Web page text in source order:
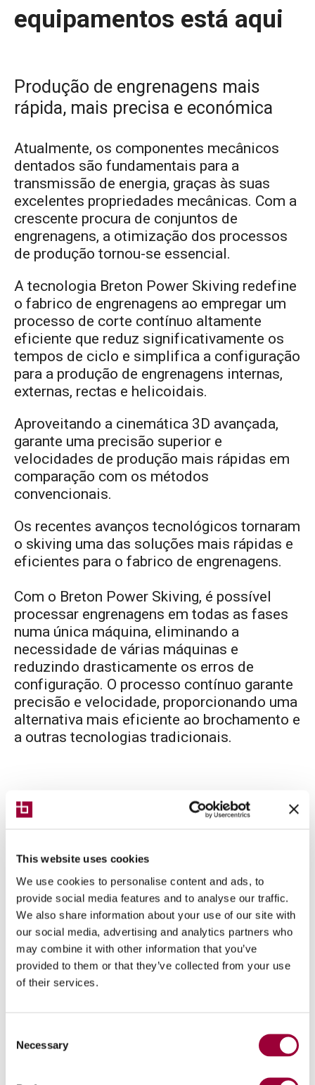
This website uses cookies
We use cookies to personalise content and ads, to
provide social media features and to analyse our traffic.
We also share information about your use of our site with
our social media, advertising and analytics partners who
may combine it with other information that you’ve
provided to them or that they’ve collected from your use
of their services.
Selection
Necessary
equipamentos está aqui
Produção de engrenagens mais
rápida, mais precisa e económica
Atualmente, os componentes mecânicos
dentados são fundamentais para a
transmissão de energia, graças às suas
excelentes propriedades mecânicas. Com a
crescente procura de conjuntos de
engrenagens, a otimização dos processos
de produção tornou-se essencial.
A tecnologia Breton Power Skiving redefine
o fabrico de engrenagens ao empregar um
processo de corte contínuo altamente
eficiente que reduz significativamente os
tempos de ciclo e simplifica a configuração
para a produção de engrenagens internas,
externas, rectas e helicoidais.
Aproveitando a cinemática 3D avançada,
garante uma precisão superior e
velocidades de produção mais rápidas em
comparação com os métodos
convencionais.
Os recentes avanços tecnológicos tornaram
o skiving uma das soluções mais rápidas e
eficientes para o fabrico de engrenagens.
Com o Breton Power Skiving, é possível
processar engrenagens em todas as fases
numa única máquina, eliminando a
necessidade de várias máquinas e
reduzindo drasticamente os erros de
configuração. O processo contínuo garante
precisão e velocidade, proporcionando uma
alternativa mais eficiente ao brochamento e
a outras tecnologias tradicionais.
Sistema de acabamento
Materiais